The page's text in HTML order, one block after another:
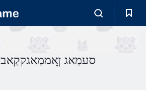
סעמַאג ןָאממַאגקקַאב